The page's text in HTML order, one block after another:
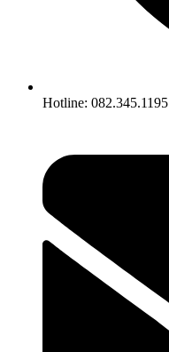
Hotline: 082.345.1195